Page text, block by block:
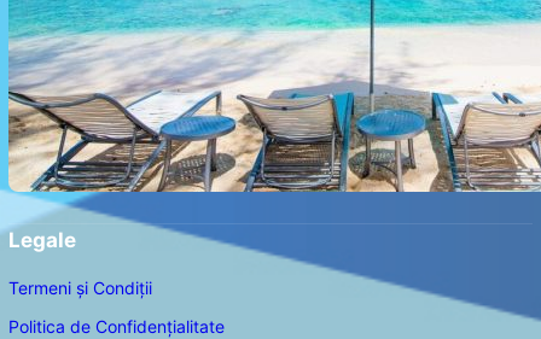
Legale
Termeni și Condiții
Politica de Confidențialitate